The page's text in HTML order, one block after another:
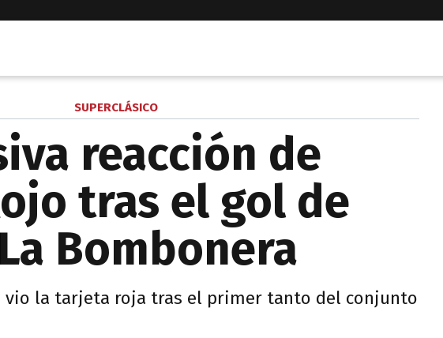
SUPERCLÁSICO
reacción de
tras el gol de
Bombonera
vio la tarjeta roja tras el primer tanto del conjunto